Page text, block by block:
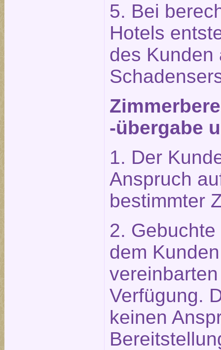
5. Bei
Hotels
des Kunden
-übergabe
1. Der
Anspruch
bestimmter
2.
dem
Verfügung.
keinen